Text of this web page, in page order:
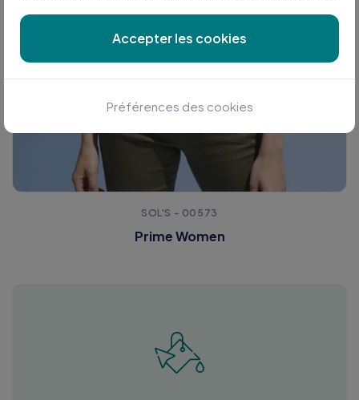
SOL'S - 00573
Prime Women
Accepter les cookies
Préférences des cookies